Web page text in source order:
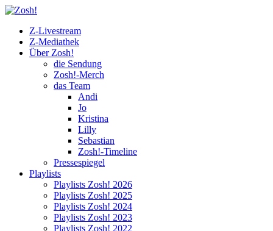
Z-Livestream
Z-Mediathek
Über Zosh!
die Sendung
Zosh!-Merch
das Team
Andi
Jo
Kristina
Lilly
Sebastian
Zosh!-Timeline
Pressespiegel
Playlists
Playlists Zosh! 2026
Playlists Zosh! 2025
Playlists Zosh! 2024
Playlists Zosh! 2023
Playlists Zosh! 2022